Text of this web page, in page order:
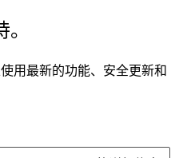
用最新的功能、安全更新和